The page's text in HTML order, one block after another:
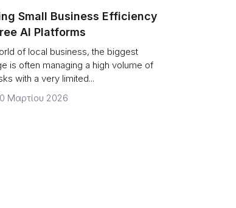
Small Business Efficiency
AI Platforms
of local business, the biggest
is often managing a high volume of
with a very limited...
Μαρτίου 2026